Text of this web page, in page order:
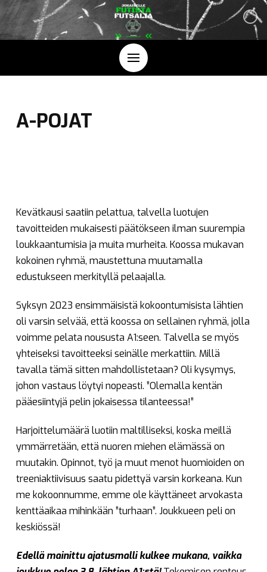
A-POJAT
Kevätkausi saatiin pelattua, talvella luotujen
tavoitteiden mukaisesti päätökseen ilman suurempia
loukkaantumisia ja muita murheita. Koossa mukavan
kokoinen ryhmä, maustettuna muutamalla
edustukseen merkityllä pelaajalla.
Syksyn 2023 ensimmäisistä kokoontumisista lähtien
oli varsin selvää, että koossa on sellainen ryhmä, jolla
voimme pelata noususta A1:seen. Talvella se myös
yhteiseksi tavoitteeksi seinälle merkattiin. Millä
tavalla tämä sitten mahdollistetaan? Oli kysymys,
johon vastaus löytyi nopeasti. ”Olemalla kentän
pääesiintyjä pelin jokaisessa tilanteessa!”
Harjoittelumäärä luotiin maltilliseksi, koska meillä
ymmärretään, että nuoren miehen elämässä on
muutakin. Opinnot, työ ja muut menot huomioiden on
treeniaktiivisuus saatu pidettyä varsin korkeana. Kun
me kokoonnumme, emme ole käyttäneet arvokasta
kenttäaikaa mihinkään ”turhaan”. Joukkueen peli on
keskiössä!
Edellä mainittu ajatusmalli kulkee mukana, vaikka